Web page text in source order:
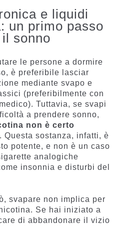
e liquidi
un primo passo
sonno
le persone a dormire
è preferibile lasciar
mediante svapo e
(preferibilmente con
Tuttavia, se svapi
a prendere sonno,
non è certo
. Questa sostanza, infatti, è
potente, e non è un caso
analogiche
insonnia e disturbi del
svapare non implica per
Se hai iniziato a
di abbandonare il vizio